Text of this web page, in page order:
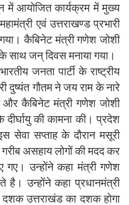
में आयोजित कार्यक्रम में मुख्य
एवं उत्तराखण्ड प्रभारी
कैबिनेट मंत्री गणेश जोशी
जन् दिवस मनाया गया।
जनता पार्टी के राष्ट्रीय
दुष्यंत गौतम ने जय राम के नारे
और कैबिनेट मंत्री गणेश जोशी
की कामना की। प्रदेश
सेवा सप्ताह के दौरान मसूरी
असहाय लोगों की मदद कर
गए। उन्होंने कहा मंत्री गणेश
है। उन्होंने कहा प्रधानमंत्री
दशक उत्तराखंड का दशक होगा